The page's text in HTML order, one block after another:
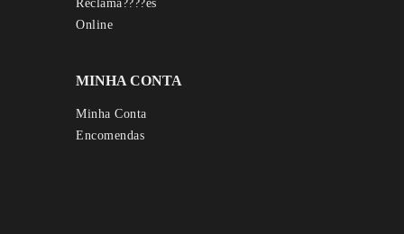
MINHA CONTA
Minha Conta
Encomendas